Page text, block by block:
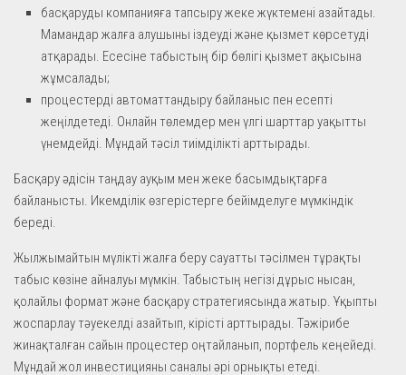
басқаруды компанияға тапсыру жеке жүктемені азайтады.
Мамандар жалға алушыны іздеуді және қызмет көрсетуді
атқарады. Есесіне табыстың бір бөлігі қызмет ақысына
жұмсалады;
процестерді автоматтандыру байланыс пен есепті
жеңілдетеді. Онлайн төлемдер мен үлгі шарттар уақытты
үнемдейді. Мұндай тәсіл тиімділікті арттырады.
Басқару әдісін таңдау ауқым мен жеке басымдықтарға
байланысты. Икемділік өзгерістерге бейімделуге мүмкіндік
береді.
Жылжымайтын мүлікті жалға беру сауатты тәсілмен тұрақты
табыс көзіне айналуы мүмкін. Табыстың негізі дұрыс нысан,
қолайлы формат және басқару стратегиясында жатыр. Ұқыпты
жоспарлау тәуекелді азайтып, кірісті арттырады. Тәжірибе
жинақталған сайын процестер оңтайланып, портфель кеңейеді.
Мұндай жол инвестицияны саналы әрі орнықты етеді.